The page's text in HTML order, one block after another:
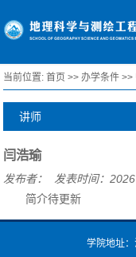
当前位置:首页 >>办学条件 >>
讲师
闫浩瑜
发布者： 发表时间：
简介待更新
学院地址